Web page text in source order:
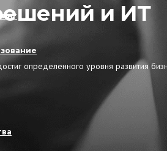
и ИТ
определенного уровня развития